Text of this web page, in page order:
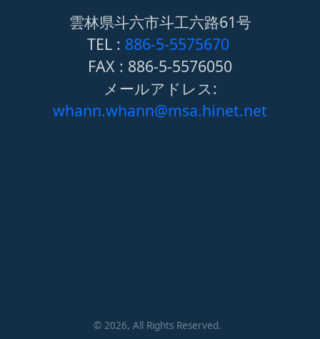
雲林県斗六市斗工六路61号
TEL : 886-5-5575670
FAX : 886-5-5576050
メールアドレス:
whann.whann@msa.hinet.net
© 2026, All Rights Reserved.